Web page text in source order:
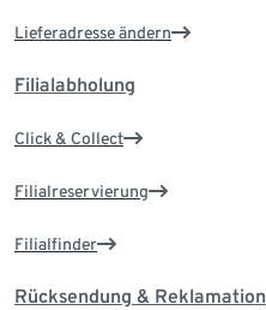
Lieferadresse ändern
Filialabholung
Click & Collect
Filialreservierung
Filialfinder
Rücksendung & Reklamation